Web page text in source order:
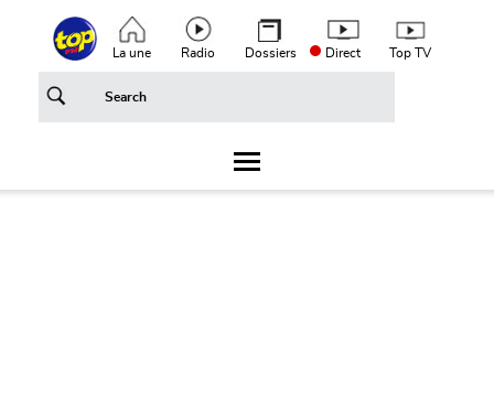
Aller au contenu principalTop header menu
La une Radio Dossiers Direct Top TV